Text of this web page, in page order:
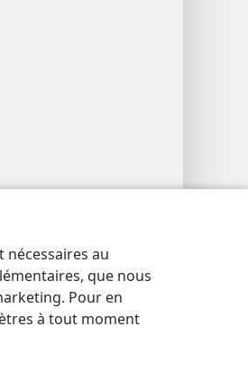
au
que nous
Pour en
à tout moment